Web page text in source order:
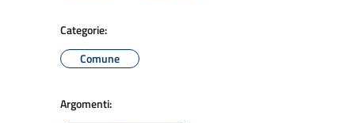
Categorie:
Comune
Argomenti: